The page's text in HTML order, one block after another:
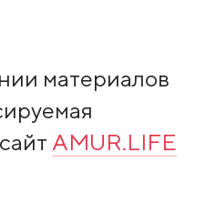
материалов
AMUR.LIFE